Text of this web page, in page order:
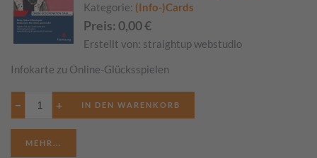
Kategorie: (Info-)Cards
Preis: 0,00€
Erstellt von: straightup webstudio
Infokarte zu Online-Glücksspielen
− +
MEHR...